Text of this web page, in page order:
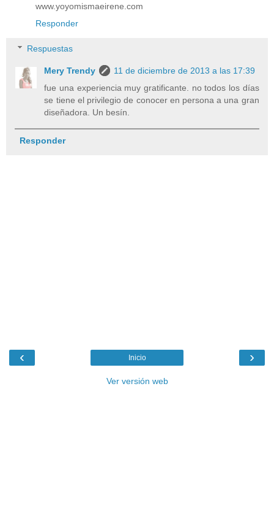
www.yoyomismaeirene.com
Responder
Respuestas
Mery Trendy
11 de diciembre de 2013 a las 17:39
fue una experiencia muy gratificante. no todos los días
se tiene el privilegio de conocer en persona a una gran
diseñadora. Un besín.
Responder
‹ ›
Inicio
Ver versión web